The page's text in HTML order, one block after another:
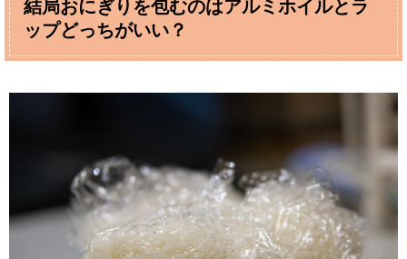
結局おにぎりを包むのはアルミホイルとラ
ップどっちがいい？